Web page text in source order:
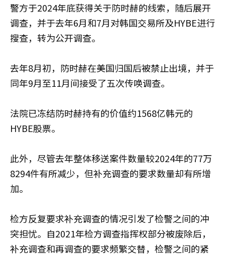
警方于2024年底获得关于防时赫的线索，随后展开
调查，并于去年6月和7月对韩国交易所及HYBE进行
搜查，转为公开调查。
去年8月初，防时赫在美国归国后被禁止出境，并于
同年9月至11月间接受了五次传唤调查。
法院已冻结防时赫持有的价值约1568亿韩元的
HYBE股票。
此外，尽管去年整体移送案件数量较2024年的77万
8294件有所减少，但补充调查的要求数量却有所增
加。
检方反复要求补充调查的情况引发了检警之间的冲
突担忧。自2021年检方调查指挥权部分被废除后，
补充调查和再调查的要求频繁交替，检警之间的紧